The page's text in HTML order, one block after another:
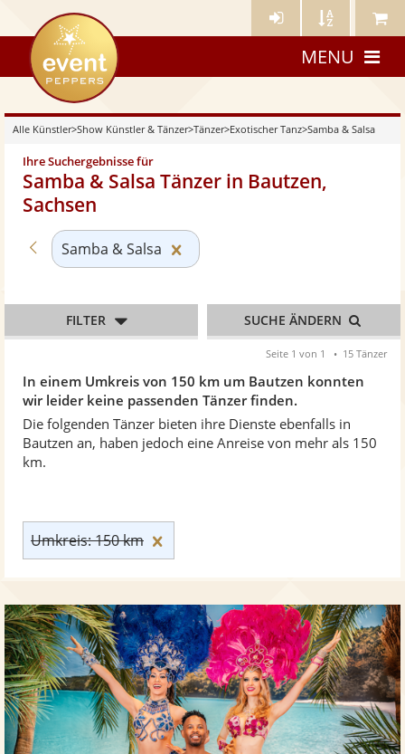
Künstler- Künstler Meine
eventpeppers
MENU
Alle Künstler>Show Künstler & Tänzer>Tänzer>Exotischer Tanz>Samba & Salsa
Ihre Suchergebnisse für
Samba & Salsa Tänzer in Bautzen,
Sachsen
In einem Umkreis von 150 km um Bautzen konnten
wir leider keine passenden Tänzer finden.
Die folgenden Tänzer bieten ihre Dienste ebenfalls in
Bautzen an, haben jedoch eine Anreise von mehr als 150
km.
Zurück zu «Exotischer Tanz»
Samba & Salsa Kategorie «Samba & Salsa»
Umkreis: 150 km
FILTER SUCHE ÄNDERN
Seite 1 von 1 15 Tänzer